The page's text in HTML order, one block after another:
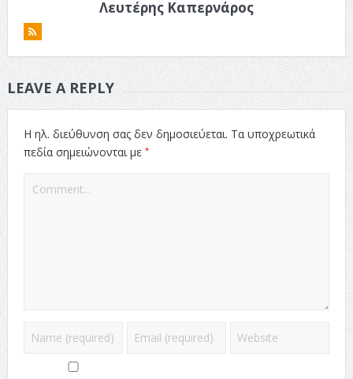
Λευτέρης Καπερνάρος
LEAVE A REPLY
Η ηλ. διεύθυνση σας δεν δημοσιεύεται. Τα υποχρεωτικά
πεδία σημειώνονται με *